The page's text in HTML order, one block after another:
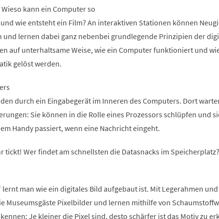
kann ein Computer so
wie entsteht ein Film? An interaktiven Stationen können
und lernen dabei ganz nebenbei grundlegende Prinzipien der
auf unterhaltsame Weise, wie ein Computer funktioniert und
gelöst werden.
durch ein Eingabegerät im Inneren des Computers. Dort
Sie können in die Rolle eines Prozessors schlüpfen und
Handy passiert, wenn eine Nachricht eingeht.
tickt! Wer findet am schnellsten die Datasnacks im Speicherplatz?
man wie ein digitales Bild aufgebaut ist. Mit Legerahmen und
Museumsgäste Pixelbilder und lernen mithilfe von
Je kleiner die Pixel sind, desto schärfer ist das Motiv zu